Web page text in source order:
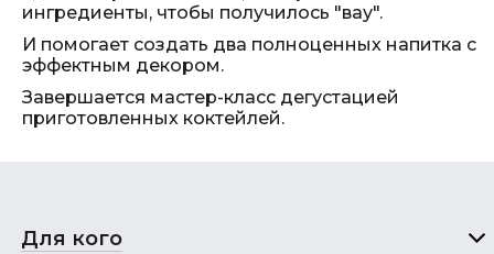
ингредиенты, чтобы получилось "вау".
И помогает создать два полноценных напитка с
эффектным декором.
Завершается мастер-класс дегустацией
приготовленных коктейлей.
Для кого